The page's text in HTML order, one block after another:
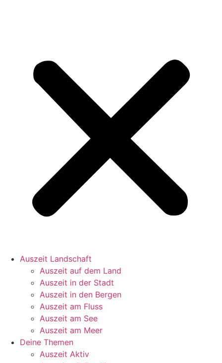
Auszeit Landschaft
Auszeit auf dem Land
Auszeit in der Stadt
Auszeit in den Bergen
Auszeit am Fluss
Auszeit am See
Auszeit am Meer
Deine Themen
Auszeit Aktiv